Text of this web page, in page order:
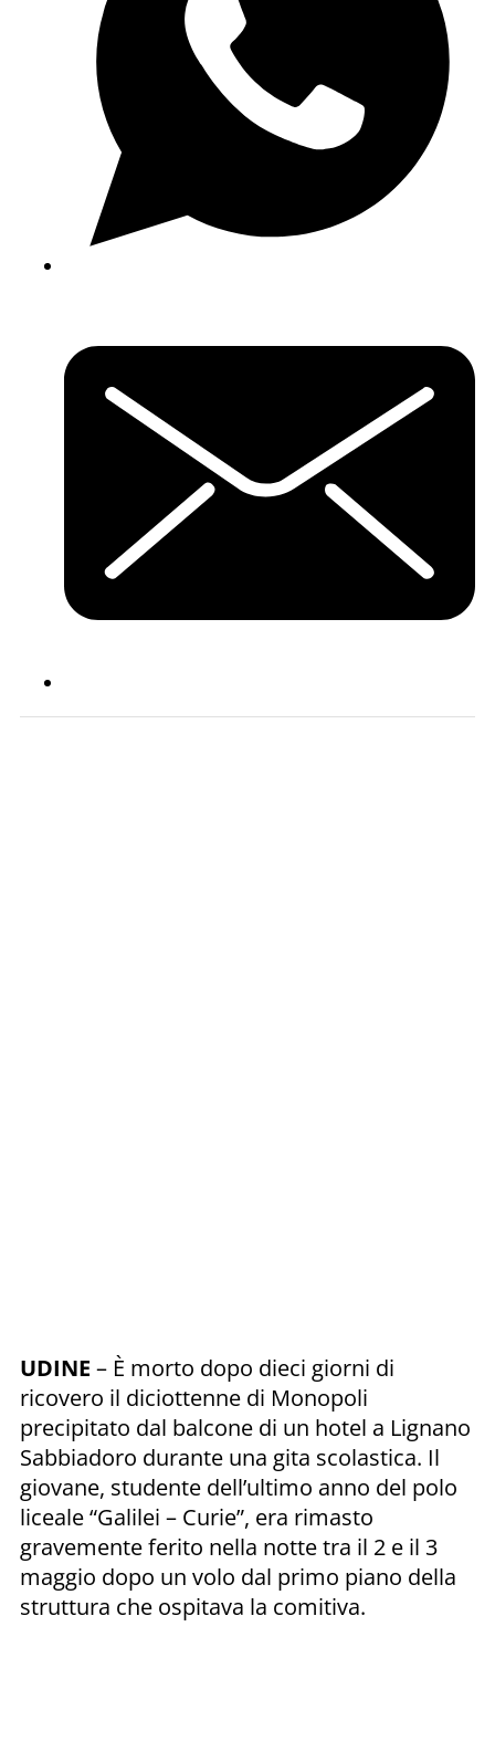
UDINE – È morto dopo dieci giorni di
ricovero il diciottenne di Monopoli
precipitato dal balcone di un hotel a Lignano
Sabbiadoro durante una gita scolastica. Il
giovane, studente dell’ultimo anno del polo
liceale “Galilei – Curie”, era rimasto
gravemente ferito nella notte tra il 2 e il 3
maggio dopo un volo dal primo piano della
struttura che ospitava la comitiva.